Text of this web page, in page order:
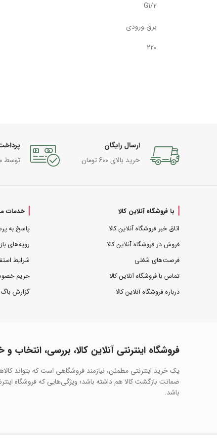
G1/2
برق ورودی
220
ارسال رایگان
خرید بالای 600 تومان
توسط
با فروشگاه آنلاین کالا
اتاق خبر فروشگاه آنلاین کالا
فروش در فروشگاه آنلاین کالا
فرصت‌های شغلی
تماس با فروشگاه آنلاین کالا
درباره فروشگاه آنلاین کالا
خدمات
پاسخ به
رویه‌های
شرایط
حریم
گزارش باگ
فروشگاه اینترنتی آنلاین کالا، بررسی، انتخاب و
یک خرید اینترنتی مطمئن، نیازمند فروشگاهی است که بتواند
ضمانت بازگشت کالا هم داشته باشد؛ ویژگی‌هایی که فروشگاه
باشد.